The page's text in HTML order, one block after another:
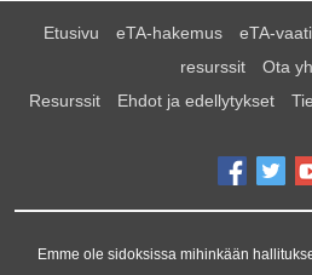
Etusivu eTA-hakemus eTA-
resurssit
Ota
Resurssit
Ehdot ja edellytykset
Emme ole sidoksissa mihinkään